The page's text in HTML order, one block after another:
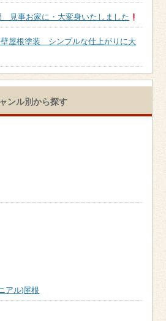
見事お家に・大変身いたしました
屋根塗装 シンプルな仕上がりに大
ンル別から探す
アル)屋根